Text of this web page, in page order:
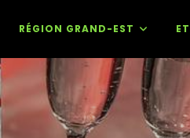
RÉGION GRAND-EST